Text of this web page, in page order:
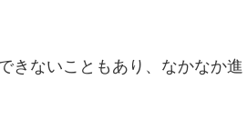
きないこともあり、なかなか進